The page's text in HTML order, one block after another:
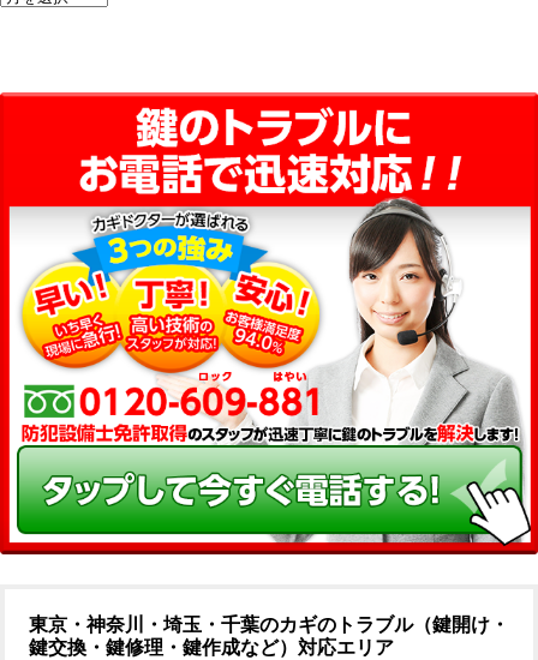
ブ
東京・神奈川・埼玉・千葉のカギのトラブル（鍵開け・
鍵交換・鍵修理・鍵作成など）対応エリア